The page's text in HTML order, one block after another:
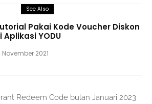
See Also
Pakai Kode Voucher Diskon
Aplikasi YODU
November 2021
Redeem Code bulan Januari 2023